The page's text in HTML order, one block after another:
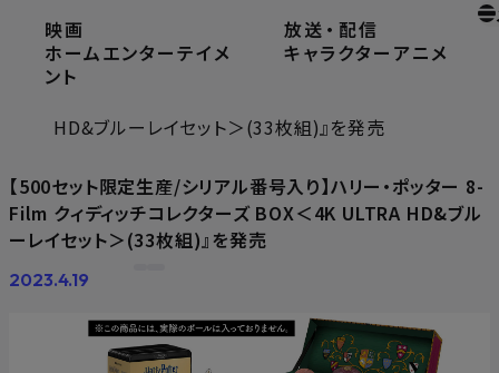
映画
ホームエンターテイメ
ント
放送 ・ 配信
キャラクター アニメ
ホーム
【500セット限定生産/シリアル番号入り】ハリー・ポッタ
HD&ブルーレイセット＞(33枚組)』を発売
【500セット限定生産/シリアル番号入り】ハリー・ポッター 8-
Film クィディッチコレクターズ BOX＜4K ULTRA HD&ブル
ーレイセット＞(33枚組)』を発売
2023.4.19